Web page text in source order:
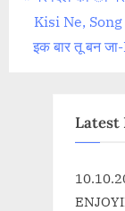
r
e
Kisi Ne,
N
इक बार तू बन
Latest